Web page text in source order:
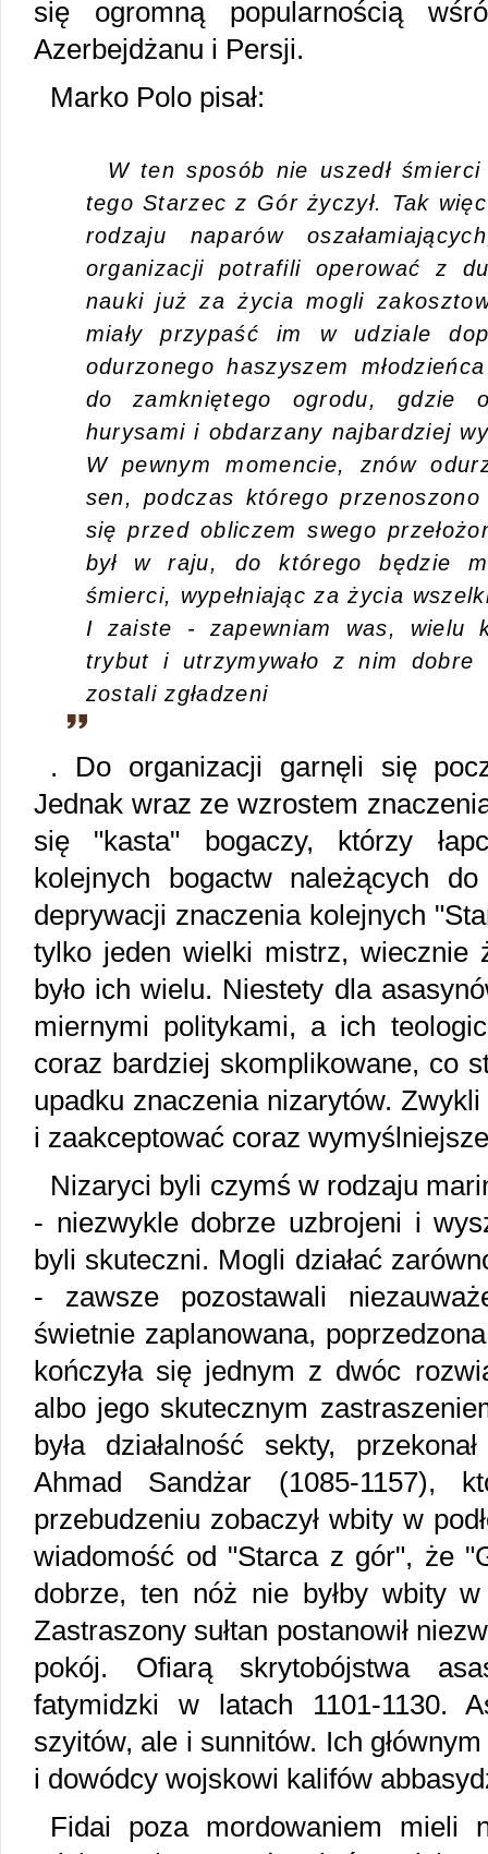
się ogromną popularnością
Azerbejdżanu i Persji.
Marko Polo pisał:
W ten sposób nie uszedł
tego Starzec z Gór życzył. Tak
rodzaju naparów
organizacji potrafili operować z
nauki już za życia mogli
miały przypaść im w udziale
odurzonego haszyszem
do zamkniętego ogrodu, gdzie
hurysami i obdarzany najbardziej
W pewnym momencie, znów
sen, podczas którego
się przed obliczem swego
był w raju, do którego będzie
śmierci, wypełniając za życia
I zaiste - zapewniam was, wielu
trybut i utrzymywało z nim
zostali zgładzeni
. Do organizacji garnęli się
Jednak wraz ze wzrostem
się "kasta" bogaczy, którzy
kolejnych bogactw należących
deprywacji znaczenia kolejnych
tylko jeden wielki mistrz, wiecznie
było ich wielu. Niestety dla
miernymi politykami, a ich
coraz bardziej skomplikowane, co
upadku znaczenia nizarytów.
i zaakceptować coraz
Nizaryci byli czymś w rodzaju
- niezwykle dobrze uzbrojeni i
byli skuteczni. Mogli działać
- zawsze pozostawali
świetnie zaplanowana,
kończyła się jednym z dwóc
albo jego skutecznym
była działalność sekty,
Ahmad Sandżar (1085-1157),
przebudzeniu zobaczył wbity w
wiadomość od "Starca z gór", że
dobrze, ten nóż nie byłby wbity
Zastraszony sułtan postanowił
pokój. Ofiarą skrytobójstwa
fatymidzki w latach 1101-1130.
szyitów, ale i sunnitów. Ich
i dowódcy wojskowi kalifów
Fidai poza mordowaniem mieli